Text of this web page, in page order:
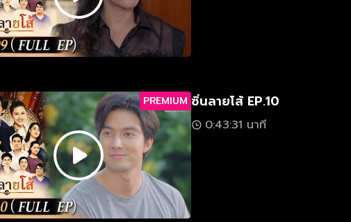
PREMIUM ซิ่นลายโส้ EP.10
0:43:31 นาที